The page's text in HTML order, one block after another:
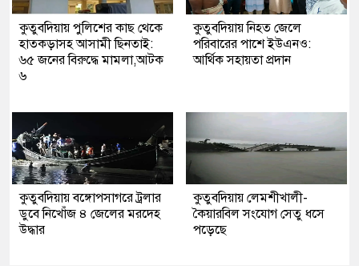
কুতুবদিয়ায় পুলিশের কাছ থেকে
হাতকড়াসহ আসামী ছিনতাই:
৬৫ জনের বিরুদ্ধে মামলা,আটক
৬
কুতুবদিয়ায় নিহত জেলে
পরিবারের পাশে ইউএনও:
আর্থিক সহায়তা প্রদান
কুতুবদিয়ায় বঙ্গোপসাগরে ট্রলার
ডুবে নিখোঁজ ৪ জেলের মরদেহ
উদ্ধার
কুতুবদিয়ায় লেমশীখালী-
কৈয়ারবিল সংযোগ সেতু ধসে
পড়েছে